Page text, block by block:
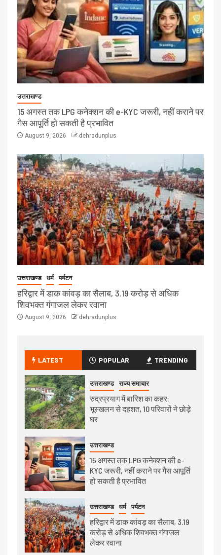
उत्तराखण्ड
15 अगस्त तक LPG कनेक्शन की e-KYC जरूरी, नहीं कराने पर
गैस आपूर्ति हो सकती है प्रभावित
August 9, 2026 dehradunplus
उत्तराखण्ड धर्म पर्यटन
हरिद्वार में डाक कांवड़ का सैलाब, 3.19 करोड़ से अधिक
शिवभक्त गंगाजल लेकर रवाना
August 9, 2026 dehradunplus
LATEST POPULAR TRENDING
उत्तराखण्ड राज्य समाचार
रुद्रप्रयाग में बारिश का कहर:
भूस्खलन से दहशत, 10 परिवारों ने छोड़े
घर
उत्तराखण्ड
15 अगस्त तक LPG कनेक्शन की e-
KYC जरूरी, नहीं कराने पर गैस आपूर्ति
हो सकती है प्रभावित
उत्तराखण्ड धर्म पर्यटन
हरिद्वार में डाक कांवड़ का सैलाब, 3.19
करोड़ से अधिक शिवभक्त गंगाजल
लेकर रवाना